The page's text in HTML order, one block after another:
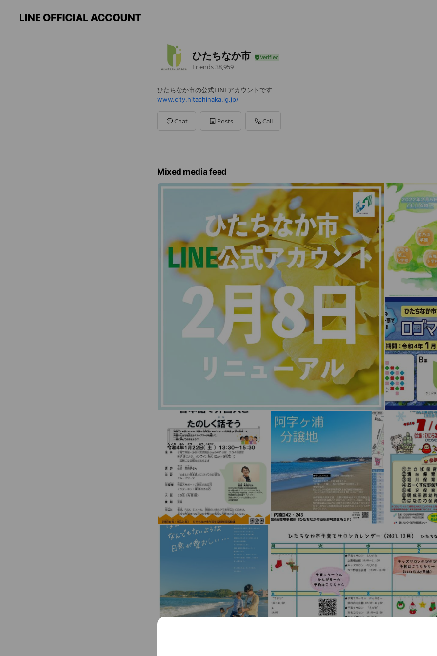
ひたちなか市
Friends 38,959
ひたちなか市の公式LINEアカウントです
www.city.hitachinaka.lg.jp/
Chat Posts Call
Mixed media feed